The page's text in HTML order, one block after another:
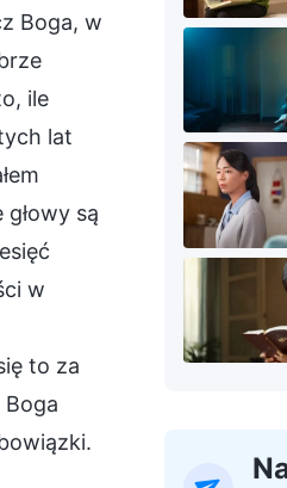
Boga, w
ile
lat
są
w
to za
Boga